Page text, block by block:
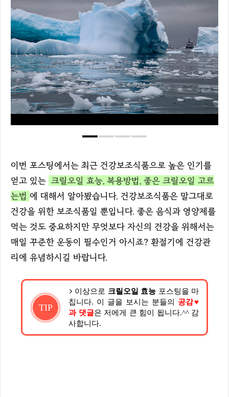
이번 포스팅에서는 최근 건강보조식품으로 높은 인기를
얻고 있는 크릴오일 효능, 복용방법, 좋은 크릴오일 고르
는법 에 대해서 알아봤습니다. 건강보조식품은 말그대로
건강을 위한 보조식품일 뿐입니다. 좋은 음식과 영양제를
먹는 것도 중요하지만 무엇보다 자신의 건강을 위해서는
매일 꾸준한 운동이 필수인거 아시죠? 환절기에 건강관
리에 유념하시길 바랍니다.
TIP
이상으로 크릴오일 효능 포스팅을 마
칩니다. 이 글을 보시는 분들의 공감♥
과 댓글은 저에게 큰 힘이 됩니다.^^ 감
사합니다.